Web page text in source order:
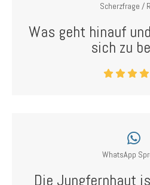
Scherzfrage /
Was geht hinauf
sich zu
WhatsApp
Die Jungfernhaut